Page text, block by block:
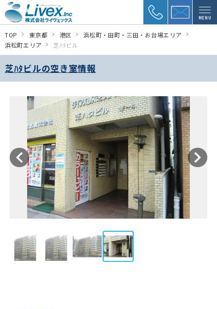
MENU
TOP 東京都 港区
浜松町・田町・三田・お台場エリア
浜松町エリア
芝ﾊﾀビル
芝ﾊﾀビルの空き室情報